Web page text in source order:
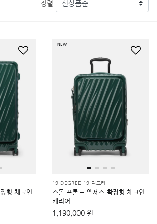
정렬
형 체크인
NEW
19 DEGREE 19 디그리
스몰 프론트 액세스 확장형 체크인
캐리어
1,190,000 원